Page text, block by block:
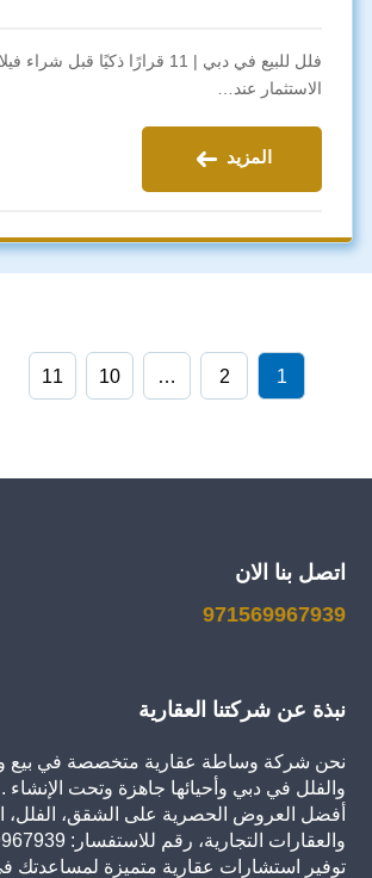
فلل للبيع في دبي | 11 قرارًا ذكيًا قبل
الاستثمار عند…
المزيد
1
2
…
10
11
اتصل بنا الان
971569967939
نبذة عن شركتنا العقارية
نحن شركة وساطة عقارية متخصصة في بيع
والفلل في دبي وأحيائها جاهزة وتحت الإنشاء .
أفضل العروض الحصرية على الشقق، الفلل،
توفير استشارات عقارية متميزة لمساعدتك